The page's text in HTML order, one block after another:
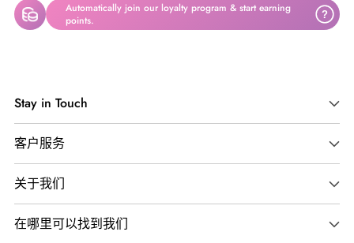
Automatically join our loyalty program & start earning
points.
?
品
添
加
到
您
的
购
Stay in Touch
客户服务
关于我们
在哪里可以找到我们